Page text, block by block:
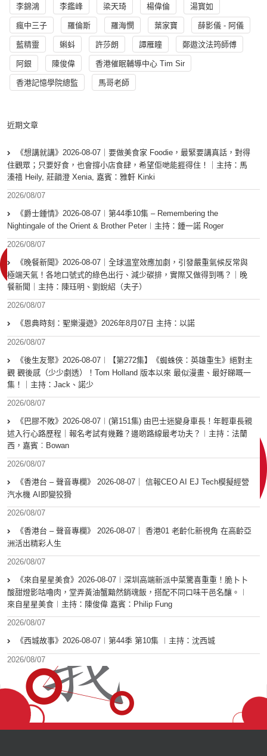
李錦鴻 李鑑峰 梁天琦 楊偉倫 湯寳如
瘋中三子 羅倫斯 羅海憫 葉家寶 薛影儀 - 阿儀
藍精靈 蝌蚪 許莎朗 譚雁瞳 鄭遨汶法筠師傅
阿銀 陳俊偉 香港催眠輔導中心 Tim Sir
香港記憶學院總監 馬哥老師
近期文章
《想講就講》2026-08-07｜要做美食家 Foodie，最緊要講真話，對得
住觀眾；只要好食，也會撐小店食肆，希望佢哋能捱得住！｜主持：馬
溱禧 Heily, 莊韻澄 Xenia, 嘉賓：雅軒 Kinki
2026/08/07
《爵士鍾情》2026-08-07︱第44季10集 – Remembering the
Nightingale of the Orient & Brother Peter︱主持：鍾一諾 Roger
2026/08/07
《晚餐新聞》2026-08-07｜全球溫室效應加劇，引發嚴重氣候反常與
極端天氣！各地口號式的綠色出行、減少碳排，實際又做得到嗎？｜晚
餐新聞｜主持：陳珏明、劉銳紹（夫子）
2026/08/07
《恩典時刻：聖樂漫遊》2026年8月07日 主持：以諾
2026/08/07
《後生友聚》2026-08-07︱【第272集】《蜘蛛俠：英雄重生》絕對主
觀 觀後感（少少劇透）！Tom Holland 版本以來 最似漫畫、最好睇嘅一
集！｜主持：Jack、諾少
2026/08/07
《巴膠不敗》2026-08-07︱(第151集) 由巴士迷變身車長！年輕車長親
述入行心路歷程｜報名考試有幾難？邊啲路線最考功夫？︱主持：法蘭
西，嘉賓︰Bowan
2026/08/07
《香港台 – 聲音專欄》 2026-08-07｜ 信報CEO AI EJ Tech模擬經營
汽水機 AI即變狡猾
2026/08/07
《香港台 – 聲音專欄》 2026-08-07｜ 香港01 老齡化新視角 在高齡亞
洲活出精彩人生
2026/08/07
《來自星星美食》2026-08-07︱深圳高端新派中菜驚喜重重！脆卜卜
酸甜燈影咕嚕肉，堂弄黃油蟹黯然銷魂飯，搭配不同口味干邑名釀。︱
來自星星美食︱主持：陳俊偉 嘉賓：Philip Fung
2026/08/07
《西城故事》2026-08-07︱第44季 第10集 ︱主持：沈西城
2026/08/07